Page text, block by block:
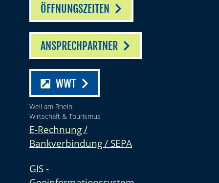
ÖFFNUNGSZEITEN
ANSPRECHPARTNER
WWT
Weil am Rhein
Wirtschaft & Tourismus
E-Rechnung /
Bankverbindung / SEPA
GIS -